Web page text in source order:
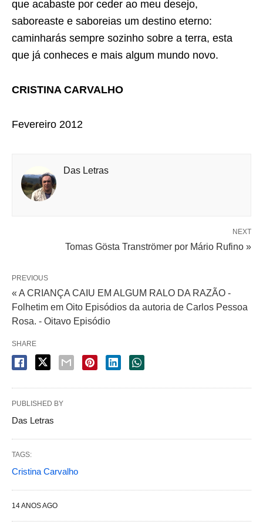
que acabaste por ceder ao meu desejo,
saboreaste e saboreias um destino eterno:
caminharás sempre sozinho sobre a terra, esta
que já conheces e mais algum mundo novo.
CRISTINA CARVALHO
Fevereiro 2012
Das Letras
NEXT
Tomas Gösta Tranströmer por Mário Rufino »
PREVIOUS
« A CRIANÇA CAIU EM ALGUM RALO DA RAZÃO -
Folhetim em Oito Episódios da autoria de Carlos Pessoa
Rosa. - Oitavo Episódio
SHARE
PUBLISHED BY
Das Letras
TAGS:
Cristina Carvalho
14 ANOS AGO